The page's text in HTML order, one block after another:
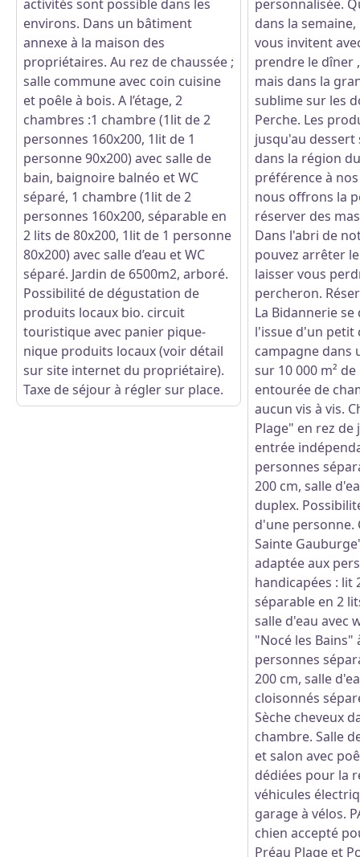
activités sont possible dans les
environs. Dans un bâtiment
annexe à la maison des
propriétaires. Au rez de chaussée ;
salle commune avec coin cuisine
et poêle à bois. A l’étage, 2
chambres :1 chambre (1lit de 2
personnes 160x200, 1lit de 1
personne 90x200) avec salle de
bain, baignoire balnéo et WC
séparé, 1 chambre (1lit de 2
personnes 160x200, séparable en
2 lits de 80x200, 1lit de 1 personne
80x200) avec salle d’eau et WC
séparé. Jardin de 6500m2, arboré.
Possibilité de dégustation de
produits locaux bio. circuit
touristique avec panier pique-
nique produits locaux (voir détail
sur site internet du propriétaire).
Taxe de séjour à régler sur place.
personnalisée.
dans la
vous invitent
prendre le dîner
mais dans la
sublime sur les
Perche. Les
jusqu'au dessert
dans la région
préférence à
nous offrons la
réserver des
Dans l'abri de
pouvez arrêter
laisser vous
percheron.
La Bidannerie se
l'issue d'un petit
campagne dans
sur 10 000 m²
entourée de
aucun vis à vis.
Plage" en rez de
entrée
personnes
200 cm, salle
duplex.
d'une personne.
Sainte
adaptée aux
handicapées : lit
séparable en 2
salle d'eau avec
"Nocé les Bains"
personnes
200 cm, salle
cloisonnés
Sèche cheveux
chambre. Salle
et salon avec
dédiées pour la
véhicules
garage à vélos.
chien accepté
Préau Plage et